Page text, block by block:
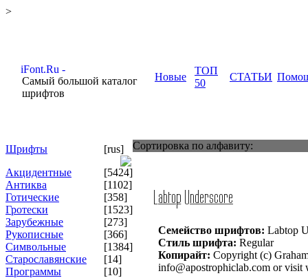
>
Самый большой каталог
шрифтов
Новые
ТОП
50
СТАТЬИ
Шрифты
[rus]
Акцидентные
[5424]
Антиква
[1102]
Готические
[358]
Гротески
[1523]
Зарубежные
[273]
Рукописные
[366]
Символьные
[1384]
Старославянские
[14]
Программы
[10]
Сортировка по алфавиту:
Семейство шрифтов: Labtop
Стиль шрифта: Regular
Копирайт: Copyright (c)
info@apostrophiclab.com or